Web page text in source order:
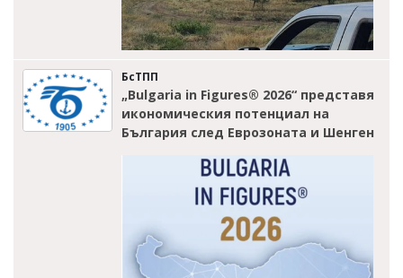
БсТПП
„Bulgaria in Figures® 2026“ представя
икономическия потенциал на
България след Еврозоната и Шенген